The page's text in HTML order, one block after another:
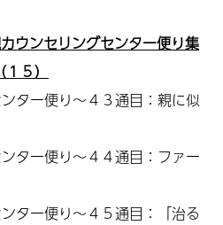
ウンセリングセンター便り集
（１５）
ター便り～４３通目：親に似
ター便り～４４通目：ファー
ター便り～４５通目：「治る